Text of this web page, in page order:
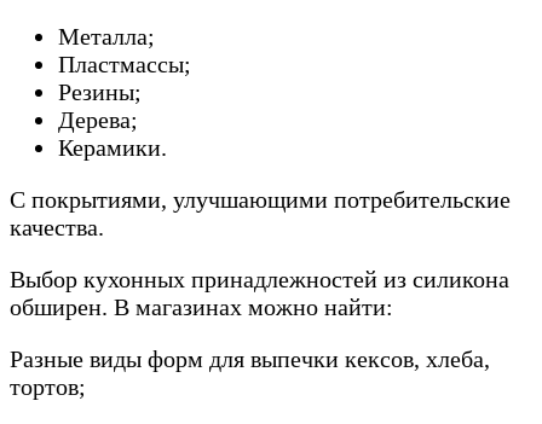
Металла;
Пластмассы;
Резины;
Дерева;
Керамики.
С покрытиями, улучшающими потребительские
качества.
Выбор кухонных принадлежностей из силикона
обширен. В магазинах можно найти:
Разные виды форм для выпечки кексов, хлеба,
тортов;